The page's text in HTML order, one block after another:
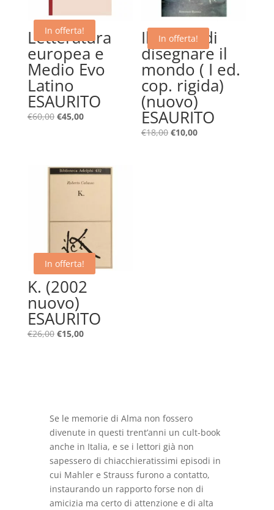
In offerta!
Letteratura
europea e
Medio Evo
Latino
ESAURITO
€60,00 Il
€60,00.
€45,00Il
€45,00.
In offerta!
Il sogno di
disegnare il
mondo ( I ed.
cop. rigida)
(nuovo)
ESAURITO
€18,00 Il
€10,00Il
In offerta!
K. (2002
nuovo)
ESAURITO
€26,00 Il
€15,00Il
Se le memorie di Alma non fossero
divenute in questi trent’anni un cult-book
anche in Italia, e se i lettori già non
sapessero di chiacchieratissimi episodi in
cui Mahler e Strauss furono a contatto,
instaurando un rapporto forse non di
amicizia ma certo di attenzione e di alta